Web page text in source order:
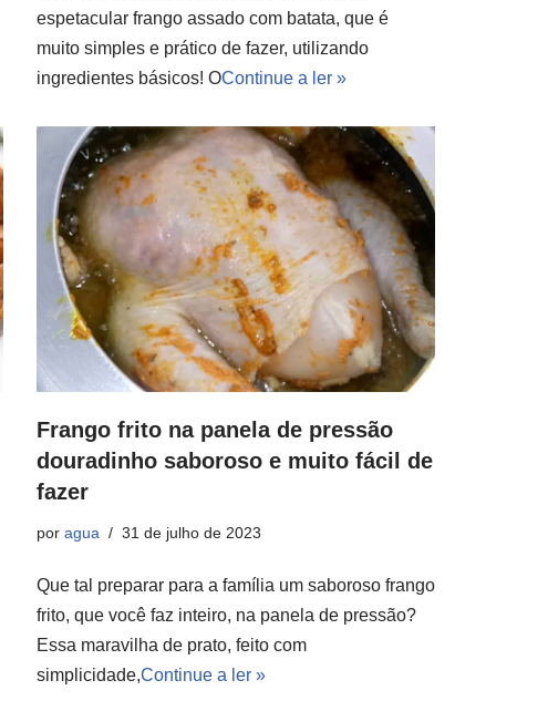
espetacular frango assado com batata, que é
muito simples e prático de fazer, utilizando
ingredientes básicos! OContinue a ler »
Frango frito na panela de pressão
douradinho saboroso e muito fácil de
fazer
por agua 31 de julho de 2023
Que tal preparar para a família um saboroso frango
frito, que você faz inteiro, na panela de pressão?
Essa maravilha de prato, feito com
simplicidade,Continue a ler »